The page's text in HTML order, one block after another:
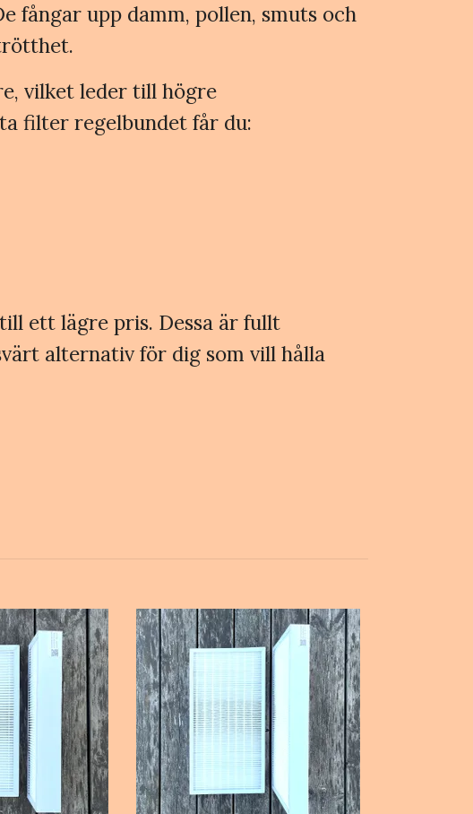
fångar upp damm, pollen, smuts och
vilket leder till högre
filter regelbundet får du:
ett lägre pris. Dessa är fullt
alternativ för dig som vill hålla